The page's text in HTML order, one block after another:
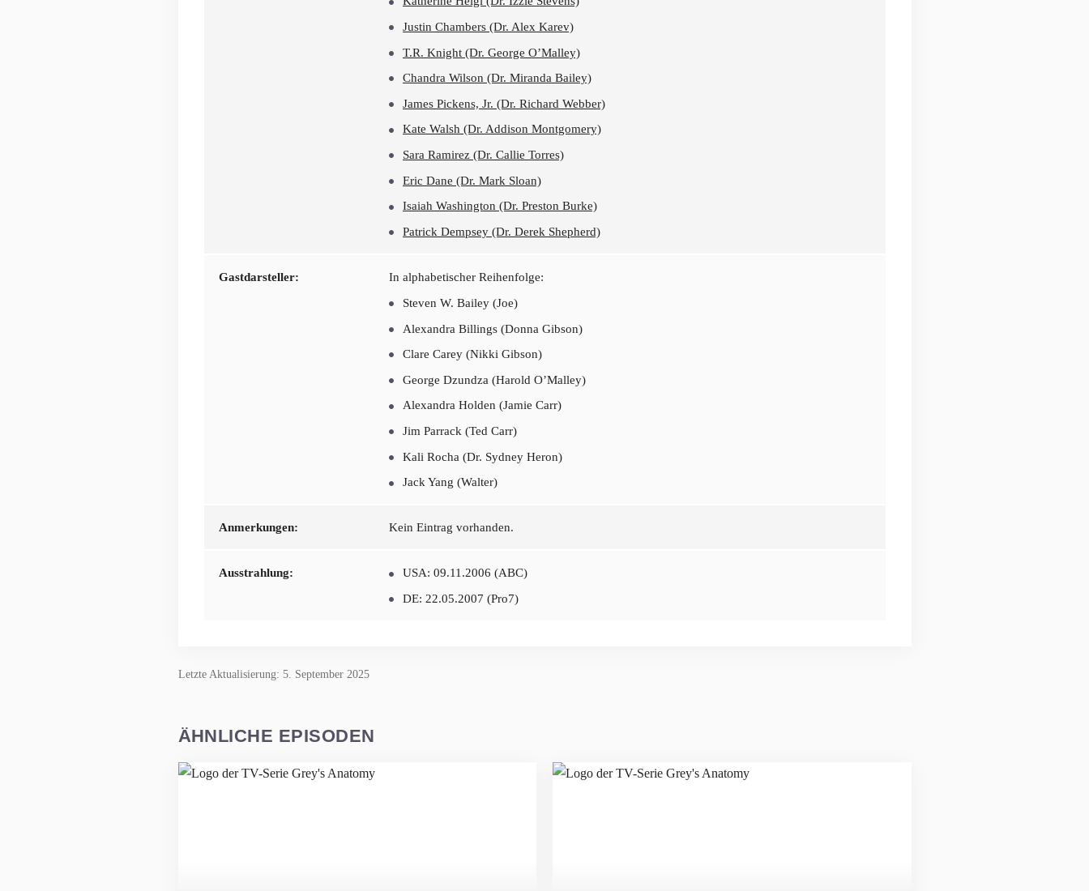
Justin Chambers (Dr. Alex Karev)
T.R. Knight (Dr. George O’Malley)
Chandra Wilson (Dr. Miranda Bailey)
James Pickens, Jr. (Dr. Richard Webber)
Kate Walsh (Dr. Addison Montgomery)
Sara Ramirez (Dr. Callie Torres)
Eric Dane (Dr. Mark Sloan)
Isaiah Washington (Dr. Preston Burke)
Patrick Dempsey (Dr. Derek Shepherd)
Gastdarsteller:
In alphabetischer Reihenfolge:
Steven W. Bailey (Joe)
Alexandra Billings (Donna Gibson)
Clare Carey (Nikki Gibson)
George Dzundza (Harold O’Malley)
Alexandra Holden (Jamie Carr)
Jim Parrack (Ted Carr)
Kali Rocha (Dr. Sydney Heron)
Jack Yang (Walter)
Anmerkungen: Kein Eintrag vorhanden.
Ausstrahlung:
USA: 09.11.2006 (ABC)
DE: 22.05.2007 (Pro7)
Letzte Aktualisierung: 5. September 2025
ÄHNLICHE EPISODEN